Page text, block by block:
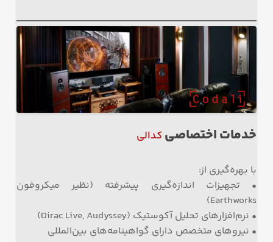
خدمات اختصاصیکدالی
با بهره‌گیری از:
• تجهیزات اندازه‌گیری پیشرفته (نظیر میکروفون
Earthworks)
• نرم‌افزارهای تحلیل آکوستیک (Dirac Live, Audyssey)
• نیروهای متخصص دارای گواهینامه‌های بین‌المللی